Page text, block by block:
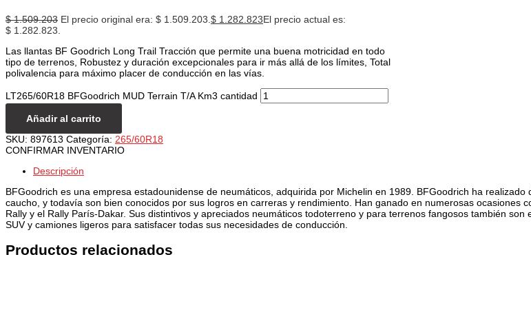
$1.509.203 El precio original era: $ 1.509.203. $ 1.282.823El precio actual es:
$ 1.282.823.
Las llantas BF Goodrich Long Trail Tracción que permite una buena motricidad en todo
tipo de terrenos, Robustez y duración excepcionales para ir más allá de los límites, Total
polivalencia para máximo placer de conducción en las vías.
LT265/60R18 BFGoodrich MUD Terrain T/A Km3 cantidad
Añadir al carrito
SKU: 897613 Categoría: 265/60R18
CONFIRMAR INVENTARIO
Descripción
BFGoodrich es una empresa estadounidense de neumáticos, adquirida por Michelin en 1989. BFGoodrich ha
caucho, y todavía son bien conocidos por sus logros en carreras y rendimiento. Han ganado en numerosas ocasiones
Rally y el Rally París-Dakar. Sus distintivos y apreciados neumáticos todoterreno y para terrenos fangosos también
SUV y camiones ligeros para satisfacer todas sus necesidades de conducción.
Productos relacionados